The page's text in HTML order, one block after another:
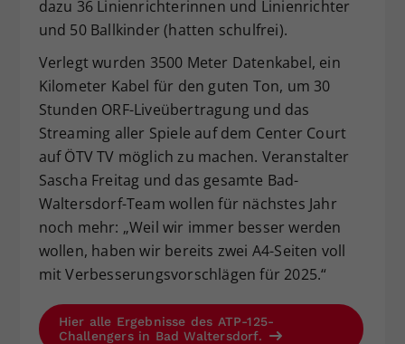
dazu 36 Linienrichterinnen und Linienrichter
und 50 Ballkinder (hatten schulfrei).
Verlegt wurden 3500 Meter Datenkabel, ein
Kilometer Kabel für den guten Ton, um 30
Stunden ORF-Liveübertragung und das
Streaming aller Spiele auf dem Center Court
auf ÖTV TV möglich zu machen. Veranstalter
Sascha Freitag und das gesamte Bad-
Waltersdorf-Team wollen für nächstes Jahr
noch mehr: „Weil wir immer besser werden
wollen, haben wir bereits zwei A4-Seiten voll
mit Verbesserungsvorschlägen für 2025.“
Hier alle Ergebnisse des ATP-125-
Challengers in Bad Waltersdorf.